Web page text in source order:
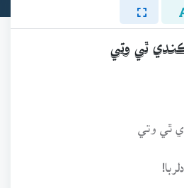
ٿي وتي
ٿي وتي